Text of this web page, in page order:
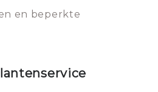
en beperkte